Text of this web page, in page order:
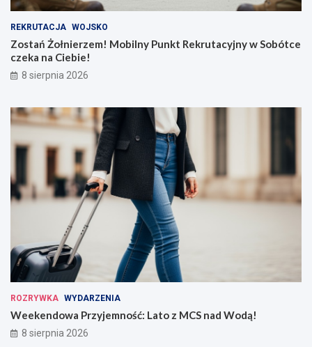
REKRUTACJA WOJSKO
Zostań Żołnierzem! Mobilny Punkt Rekrutacyjny w Sobótce
czeka na Ciebie!
8 sierpnia 2026
ROZRYWKA WYDARZENIA
Weekendowa Przyjemność: Lato z MCS nad Wodą!
8 sierpnia 2026